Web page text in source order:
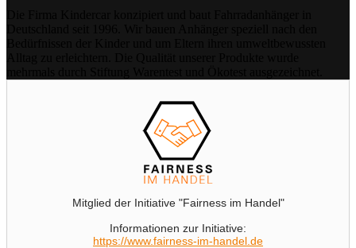
Mitglied der Initiative "Fairness im Handel"
Informationen zur Initiative:
https://www.fairness-im-handel.de